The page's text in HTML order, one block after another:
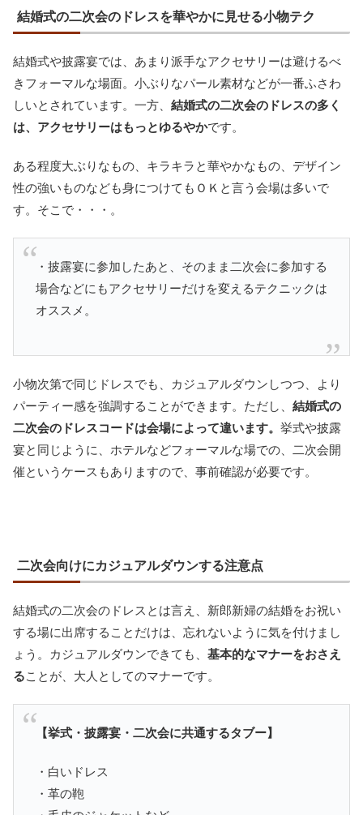
結婚式の二次会のドレスを華やかに見せる小物テク
結婚式や披露宴では、あまり派手なアクセサリーは避けるべ
きフォーマルな場面。小ぶりなパール素材などが一番ふさわ
しいとされています。一方、 結婚式の二次会のドレスの多く
は、アクセサリーはもっとゆるやかです。
ある程度大ぶりなもの、キラキラと華やかなもの、デザイン
性の強いものなども身につけてもＯＫと言う会場は多いで
す。そこで・・・。
・披露宴に参加したあと、そのまま二次会に参加する
場合などにもアクセサリーだけを変えるテクニックは
オススメ。
小物次第で同じドレスでも、カジュアルダウンしつつ、より
パーティー感を強調することができます。ただし、 結婚式の
二次会のドレスコードは会場によって違います。 挙式や披露
宴と同じように、ホテルなどフォーマルな場での、二次会開
催というケースもありますので、事前確認が必要です。
二次会向けにカジュアルダウンする注意点
結婚式の二次会のドレスとは言え、新郎新婦の結婚をお祝い
する場に出席することだけは、忘れないように気を付けまし
ょう。カジュアルダウンできても、 基本的なマナーをおさえ
ることが、大人としてのマナーです。
【挙式・披露宴・二次会に共通するタブー】
・白いドレス
・革の鞄